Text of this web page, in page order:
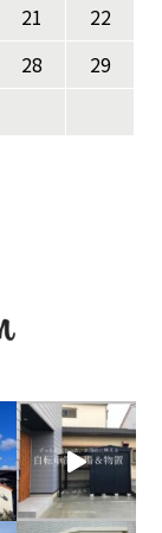
21
22
28
29